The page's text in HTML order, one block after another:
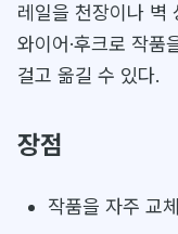
레일을 천장이나 벽
와이어·후크로 작품
걸고 옮길 수 있다.
장점
작품을 자주 교